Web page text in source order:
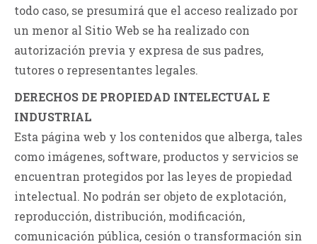
todo caso, se presumirá que el acceso realizado por
un menor al Sitio Web se ha realizado con
autorización previa y expresa de sus padres,
tutores o representantes legales.
DERECHOS DE PROPIEDAD INTELECTUAL E
INDUSTRIAL
Esta página web y los contenidos que alberga, tales
como imágenes, software, productos y servicios se
encuentran protegidos por las leyes de propiedad
intelectual. No podrán ser objeto de explotación,
reproducción, distribución, modificación,
comunicación pública, cesión o transformación sin